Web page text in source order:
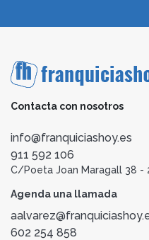
Contacta con nosotros
info@franquiciashoy.es
911 592 106
C/Poeta Joan Maragall 38 -
Agenda una llamada
602 254 858